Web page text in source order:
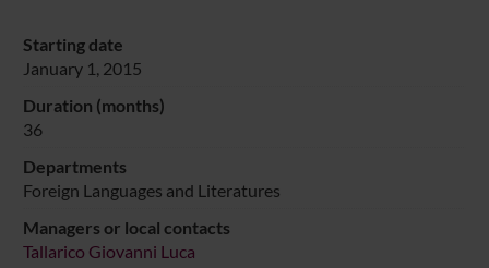
Starting date
January 1, 2015
Duration (months)
36
Departments
Foreign Languages and Literatures
Managers or local contacts
Tallarico Giovanni Luca